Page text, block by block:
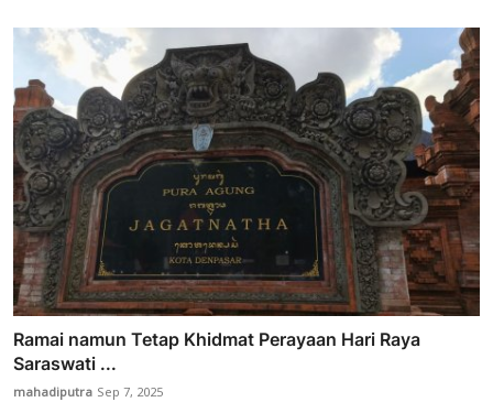
Ramai namun Tetap Khidmat Perayaan Hari Raya
Saraswati ...
mahadiputra Sep 7, 2025